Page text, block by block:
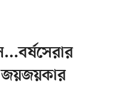
জয়জয়কার